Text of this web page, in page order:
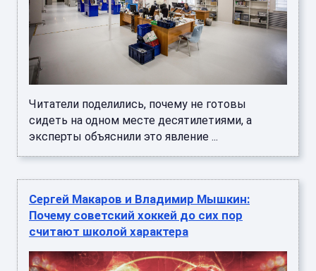
Читатели поделились, почему не готовы
сидеть на одном месте десятилетиями, а
эксперты объяснили это явление ...
Сергей Макаров и Владимир Мышкин:
Почему советский хоккей до сих пор
считают школой характера